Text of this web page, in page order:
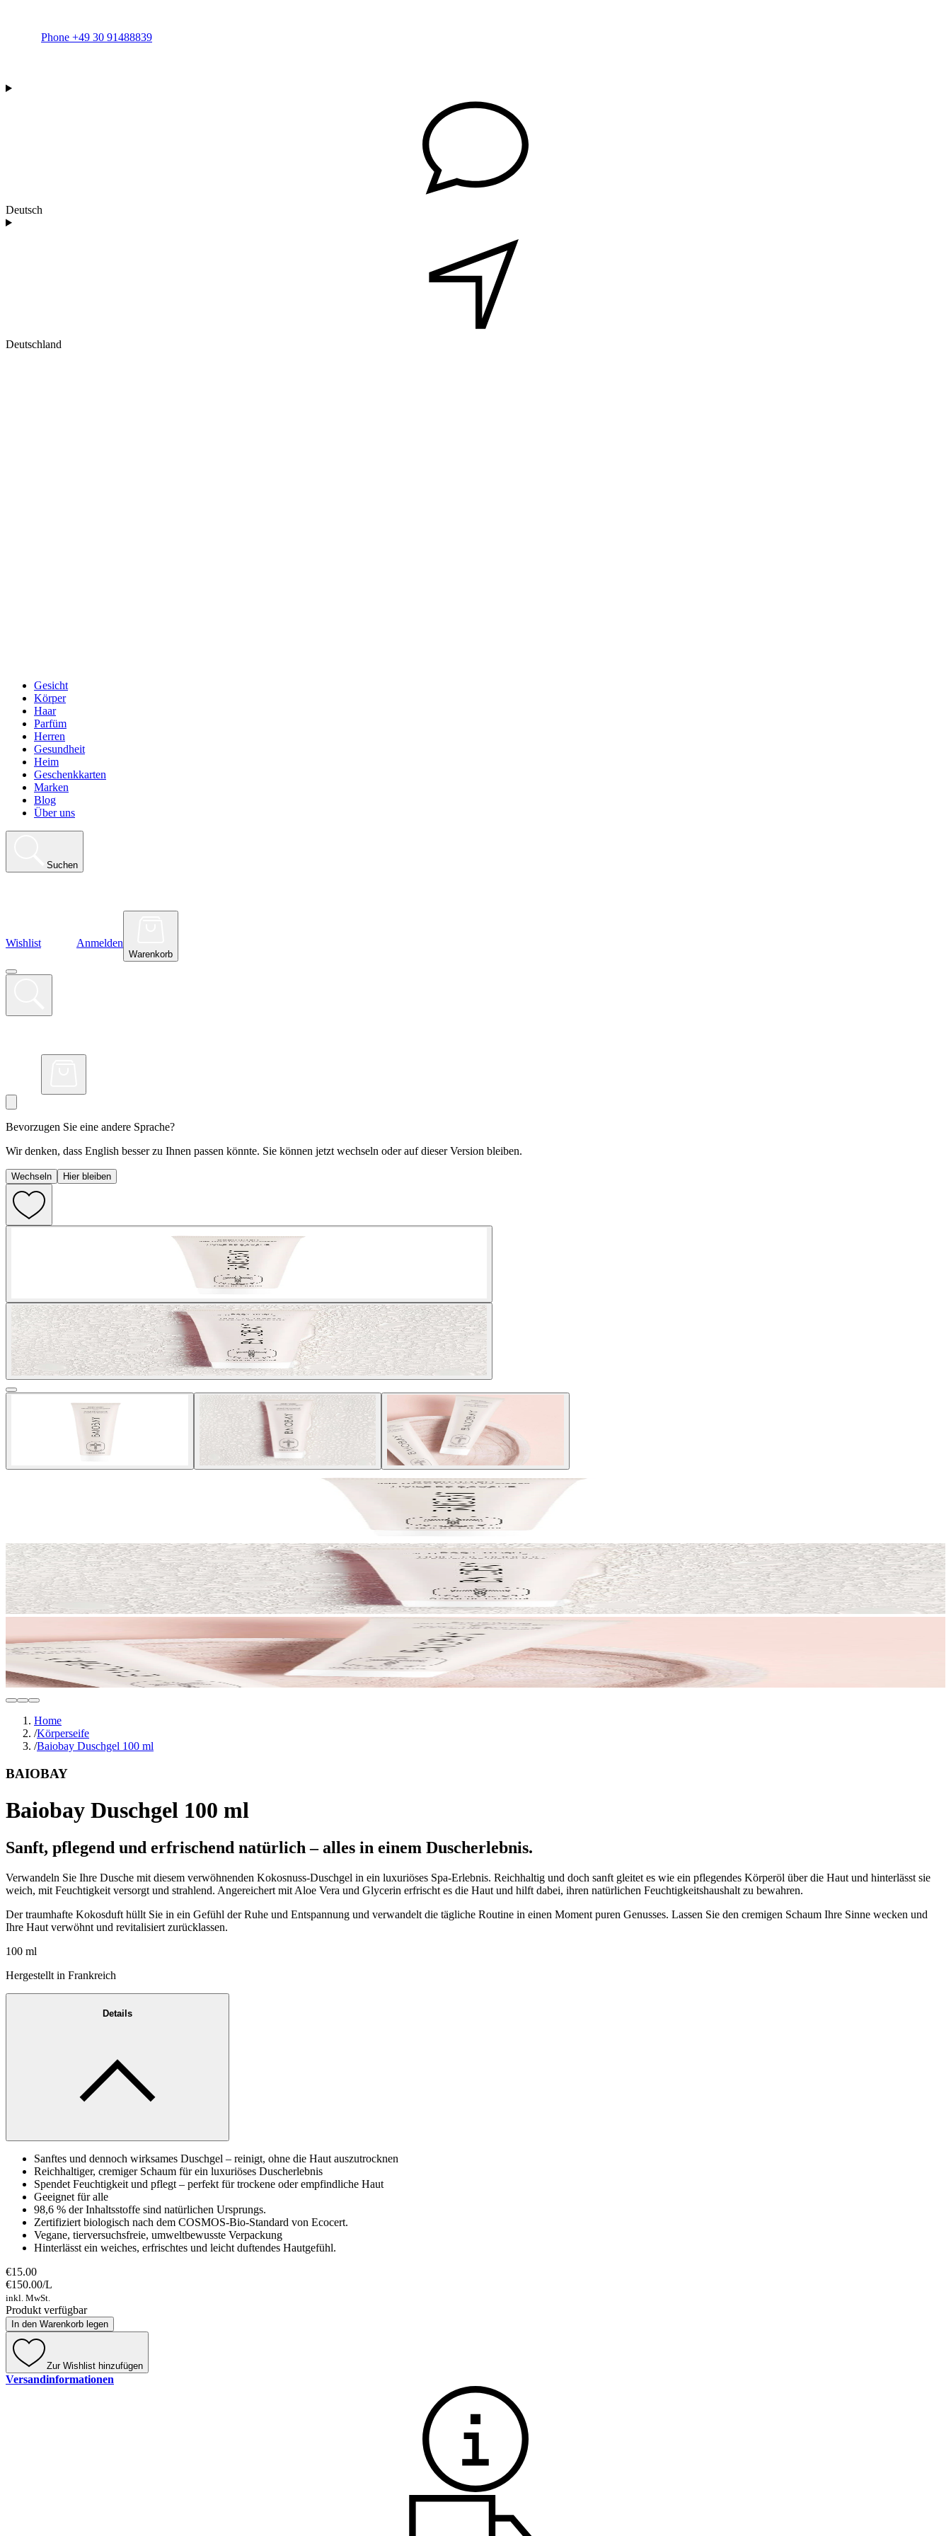
Phone +49 30 91488839
Deutsch
Deutschland
Gesicht
Körper
Haar
Parfüm
Herren
Gesundheit
Heim
Geschenkkarten
Marken
Blog
Über uns
Suchen
Wishlist Anmelden
Warenkorb
Bevorzugen Sie eine andere Sprache?
Wir denken, dass English besser zu Ihnen passen könnte. Sie können jetzt wechseln oder auf dieser Version bleiben.
Wechseln Hier bleiben
Home
/Körperseife
/Baiobay Duschgel 100 ml
BAIOBAY
Baiobay Duschgel 100 ml
Sanft, pflegend und erfrischend natürlich – alles in einem Duscherlebnis.
Verwandeln Sie Ihre Dusche mit diesem verwöhnenden Kokosnuss-Duschgel in ein luxuriöses Spa-Erlebnis. Reichhaltig und doch sanft gleitet es wie ein pflegendes Körperöl über die Haut und hinterlässt sie
weich, mit Feuchtigkeit versorgt und strahlend. Angereichert mit Aloe Vera und Glycerin erfrischt es die Haut und hilft dabei, ihren natürlichen Feuchtigkeitshaushalt zu bewahren.
Der traumhafte Kokosduft hüllt Sie in ein Gefühl der Ruhe und Entspannung und verwandelt die tägliche Routine in einen Moment puren Genusses. Lassen Sie den cremigen Schaum Ihre Sinne wecken und
Ihre Haut verwöhnt und revitalisiert zurücklassen.
100 ml
Hergestellt in Frankreich
Details
Sanftes und dennoch wirksames Duschgel – reinigt, ohne die Haut auszutrocknen
Reichhaltiger, cremiger Schaum für ein luxuriöses Duscherlebnis
Spendet Feuchtigkeit und pflegt – perfekt für trockene oder empfindliche Haut
Geeignet für alle
98,6 % der Inhaltsstoffe sind natürlichen Ursprungs.
Zertifiziert biologisch nach dem COSMOS-Bio-Standard von Ecocert.
Vegane, tierversuchsfreie, umweltbewusste Verpackung
Hinterlässt ein weiches, erfrischtes und leicht duftendes Hautgefühl.
€15.00
€150.00/L
inkl. MwSt.
Produkt verfügbar
In den Warenkorb legen
Zur Wishlist hinzufügen
Versandinformationen